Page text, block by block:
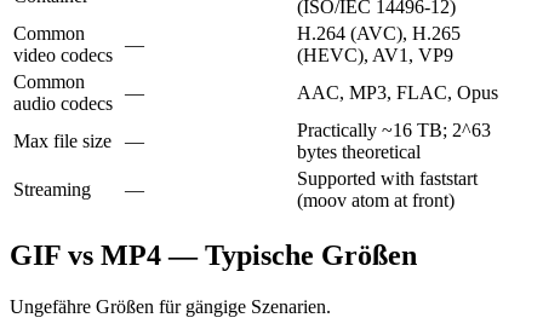
(ISO/IEC 14496-12)
Common
video codecs
—
H.264 (AVC), H.265
(HEVC), AV1, VP9
Common
audio codecs
— AAC, MP3, FLAC, Opus
Max file size —
Practically ~16 TB; 2^63
bytes theoretical
Streaming
—
Supported with faststart
(moov atom at front)
GIF vs MP4 — Typische Größen
Ungefähre Größen für gängige Szenarien.